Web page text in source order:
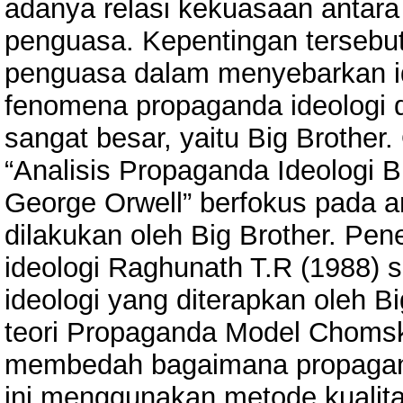
adanya relasi kekuasaan
penguasa. Kepentingan
penguasa dalam menyebarkan
fenomena propaganda
sangat besar, yaitu Big
“Analisis Propaganda Ideologi
George Orwell” berfokus pada
dilakukan oleh Big Brother.
ideologi Raghunath T.R (1988)
ideologi yang diterapkan oleh
teori Propaganda Model
membedah bagaimana